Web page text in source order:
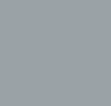
und
Datenschutz
Unternehmen
Die